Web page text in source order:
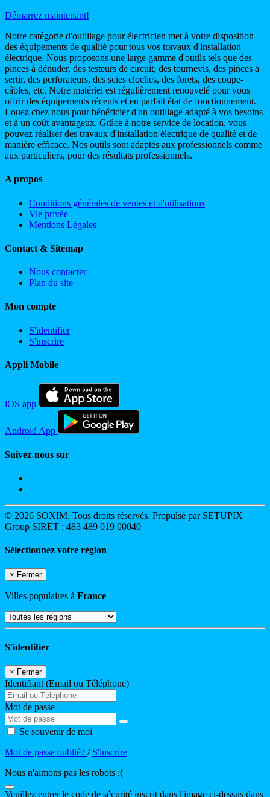
Démarrez maintenant!
Notre catégorie d'outillage pour électricien met à votre disposition
des équipements de qualité pour tous vos travaux d'installation
électrique. Nous proposons une large gamme d'outils tels que des
pinces à dénuder, des testeurs de circuit, des tournevis, des pinces à
sertir, des perforateurs, des scies cloches, des forets, des coupe-
câbles, etc. Notre matériel est régulièrement renouvelé pour vous
offrir des équipements récents et en parfait état de fonctionnement.
Louez chez nous pour bénéficier d'un outillage adapté à vos besoins
et à un coût avantageux. Grâce à notre service de location, vous
pouvez réaliser des travaux d'installation électrique de qualité et de
manière efficace. Nos outils sont adaptés aux professionnels comme
aux particuliers, pour des résultats professionnels.
A propos
Conditions générales de ventes et d'utilisations
Vie privée
Mentions Légales
Contact & Sitemap
Nous contacter
Plan du site
Mon compte
S'identifier
S'inscrire
Appli Mobile
iOS app
Android App
Suivez-nous sur
© 2026 SOXIM. Tous droits réservés. Propulsé par SETUPIX
Group SIRET : 483 489 019 00040
Sélectionnez votre région
× Fermer
Villes populaires à France
S'identifier
× Fermer
Identifiant (Email ou Téléphone)
Mot de passe
Se souvenir de moi
Mot de passe oublié? / S'inscrire
Nous n'aimons pas les robots :(
Veuillez entrer le code de sécurité inscrit dans l'image ci-dessus dans